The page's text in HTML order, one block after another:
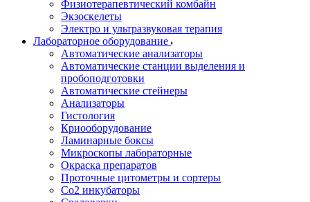
Физиотерапевтический комбайн
Экзоскелеты
Электро и ультразвуковая терапия
Лабораторное оборудование
Автоматические анализаторы
Автоматические станции выделения и
пробоподготовки
Автоматические стейнеры
Анализаторы
Гистология
Криооборудование
Ламинарные боксы
Микроскопы лабораторные
Окраска препаратов
Проточные цитометры и сортеры
Со2 инкубаторы